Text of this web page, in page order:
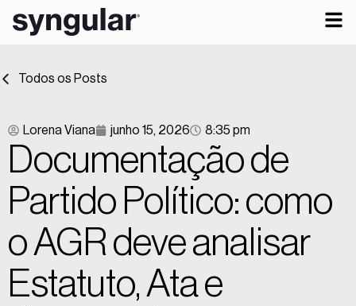
Todos os Posts
Lorena Viana junho 15, 2026 8:35 pm
Documentação de
Partido Político: como
o AGR deve analisar
Estatuto, Ata e